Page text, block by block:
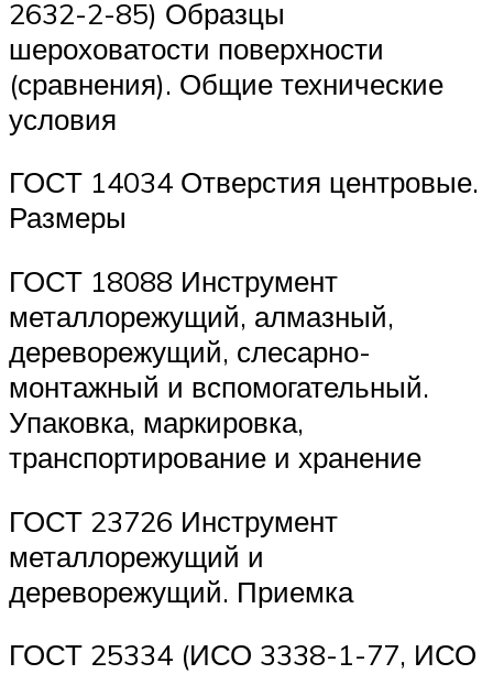
2632-2-85) Образцы
шероховатости поверхности
(сравнения). Общие технические
условия
ГОСТ 14034 Отверстия центровые.
Размеры
ГОСТ 18088 Инструмент
металлорежущий, алмазный,
дереворежущий, слесарно-
монтажный и вспомогательный.
Упаковка, маркировка,
транспортирование и хранение
ГОСТ 23726 Инструмент
металлорежущий и
дереворежущий. Приемка
ГОСТ 25334 (ИСО 3338-1-77, ИСО